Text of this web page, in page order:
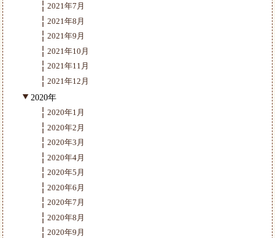
2021年7月
2021年8月
2021年9月
2021年10月
2021年11月
2021年12月
2020年
2020年1月
2020年2月
2020年3月
2020年4月
2020年5月
2020年6月
2020年7月
2020年8月
2020年9月